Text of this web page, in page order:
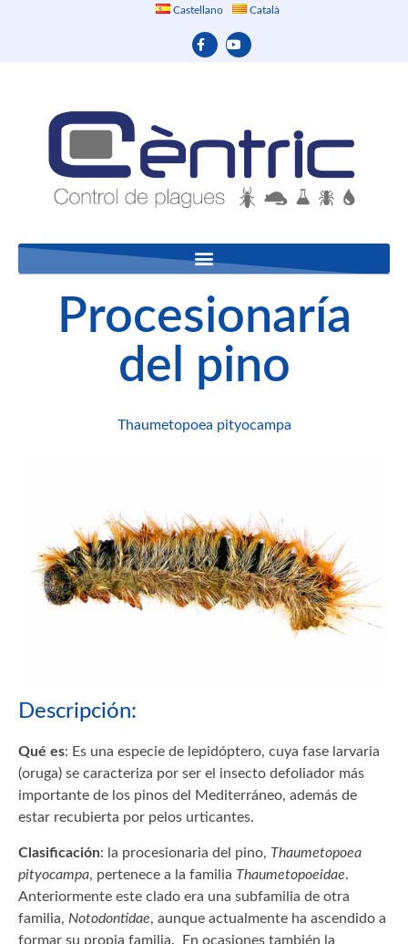
Castellano Català
Procesionaría
del pino
Thaumetopoea pityocampa
Descripción:
Qué es: Es una especie de lepidóptero, cuya fase larvaria
(oruga) se caracteriza por ser el insecto defoliador más
importante de los pinos del Mediterráneo, además de
estar recubierta por pelos urticantes.
Clasificación: la procesionaria del pino, Thaumetopoea
pityocampa, pertenece a la familia Thaumetopoeidae.
Anteriormente este clado era una subfamilia de otra
familia, Notodontidae, aunque actualmente ha ascendido a
formar su propia familia. En ocasiones también la